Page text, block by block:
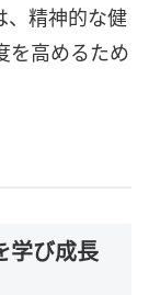
、精神的な健
を高めるため
学び成長